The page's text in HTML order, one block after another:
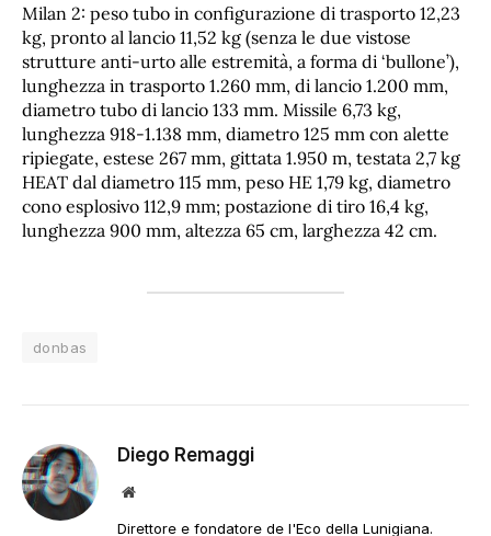
Milan 2: peso tubo in configurazione di trasporto 12,23
kg, pronto al lancio 11,52 kg (senza le due vistose
strutture anti-urto alle estremità, a forma di ‘bullone’),
lunghezza in trasporto 1.260 mm, di lancio 1.200 mm,
diametro tubo di lancio 133 mm. Missile 6,73 kg,
lunghezza 918-1.138 mm, diametro 125 mm con alette
ripiegate, estese 267 mm, gittata 1.950 m, testata 2,7 kg
HEAT dal diametro 115 mm, peso HE 1,79 kg, diametro
cono esplosivo 112,9 mm; postazione di tiro 16,4 kg,
lunghezza 900 mm, altezza 65 cm, larghezza 42 cm.
donbas
Diego Remaggi
Sito
Direttore e fondatore de l'Eco della Lunigiana.